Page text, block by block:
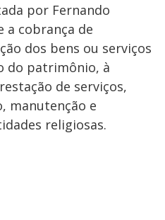
por Fernando
a cobrança de
dos bens ou serviços
do patrimônio, à
de serviços,
manutenção e
religiosas.